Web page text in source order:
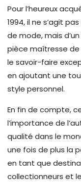
Pour l’heureux
1994, il ne s’agit
de mode, mais
pièce maîtresse de
le savoir-faire
en ajoutant une
style personnel.
En fin de compte,
l’importance de
qualité dans le
une fois de plus la
en tant que
collectionneurs et